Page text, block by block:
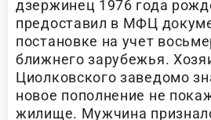
дзержинец 1976 года
предоставил в МФЦ
постановке на учет
ближнего зарубежья.
Циолковского заведомо
новое пополнение не
жилище. Мужчина